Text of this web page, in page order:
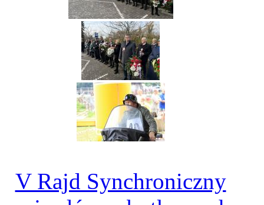
V Rajd Synchroniczny